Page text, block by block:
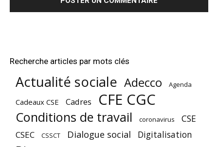
Recherche articles par mots clés
Actualité sociale Adecco Agenda
Cadeaux CSE Cadres CFE CGC
Conditions de travail coronavirus CSE
CSEC CSSCT Dialogue social Digitalisation